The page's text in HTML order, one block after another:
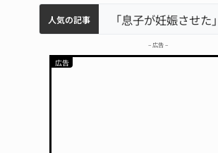
人気の記事
名張市水道料金47％値上げへ 答申案、審議会で大筋まとまる
器物損壊容疑で83歳女逮捕 伊賀署
中学校の陶壁モニュメント 地元建設会社がボランティアで清掃 伊賀名張市立病院のDMAT、熊本地震の被災地へ 能登以来3回目の派遣
– 広告 –